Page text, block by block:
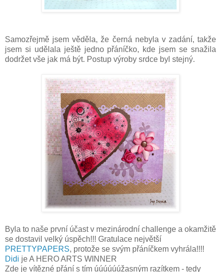
Samozřejmě jsem věděla, že černá nebyla v zadání, takže
jsem si udělala ještě jedno přáníčko, kde jsem se snažila
dodržet vše jak má být. Postup výroby srdce byl stejný.
Byla to naše první účast v mezinárodní challenge a okamžitě
se dostavil velký úspěch!!! Gratulace největší
PRETTYPAPERS, protože se svým přáníčkem vyhrála!!!!
Didi je A HERO ARTS WINNER
Zde je vítězné přání s tím úúúúúúžasným razítkem - tedy